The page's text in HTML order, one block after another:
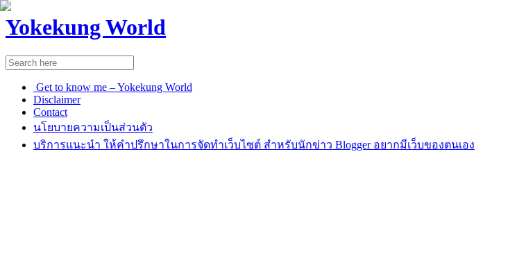
Yokekung World
Get to know me – Yokekung World
Disclaimer
Contact
นโยบายความเป็นส่วนตัว
บริการแนะนำ ให้คำปรึกษาในการจัดทำเว็บไซต์ สำหรับนักข่าว Blogger อยากมีเว็บของตนเอง